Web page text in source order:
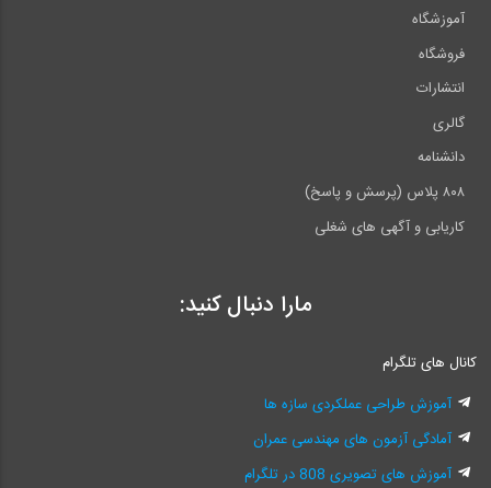
آموزشگاه
فروشگاه
انتشارات
گالری
دانشنامه
۸۰۸ پلاس (پرسش و پاسخ)
کاریابی و آگهی های شغلی
مارا دنبال کنید:
کانال های تلگرام
آموزش طراحی عملکردی سازه ها
آمادگی آزمون های مهندسی عمران
آموزش های تصویری 808 در تلگرام